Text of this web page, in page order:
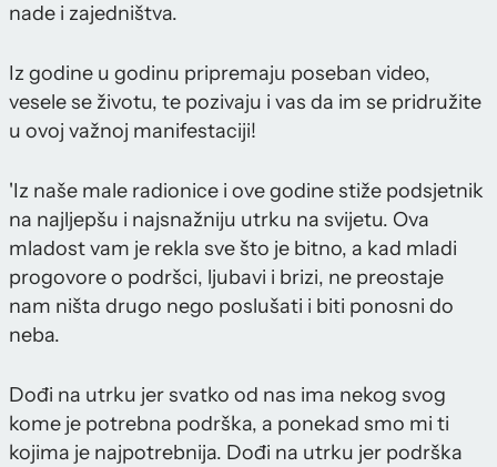
nade i zajedništva.
Iz godine u godinu pripremaju poseban video,
vesele se životu, te pozivaju i vas da im se pridružite
u ovoj važnoj manifestaciji!
'Iz naše male radionice i ove godine stiže podsjetnik
na najljepšu i najsnažniju utrku na svijetu. Ova
mladost vam je rekla sve što je bitno, a kad mladi
progovore o podršci, ljubavi i brizi, ne preostaje
nam ništa drugo nego poslušati i biti ponosni do
neba.
Dođi na utrku jer svatko od nas ima nekog svog
kome je potrebna podrška, a ponekad smo mi ti
kojima je najpotrebnija. Dođi na utrku jer podrška